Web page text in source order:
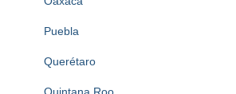
Puebla
Querétaro